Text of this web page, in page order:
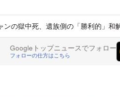
ンの獄中死、遺族側の「勝利的」
Googleトップニュースでフォロー
フォローの仕方はこちら